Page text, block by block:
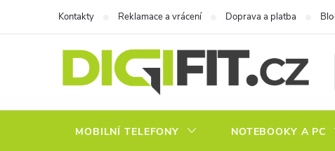
Kontakty Reklamace a vrácení Doprava a platba Blog
MOBILNÍ TELEFONY NOTEBOOKY A PC